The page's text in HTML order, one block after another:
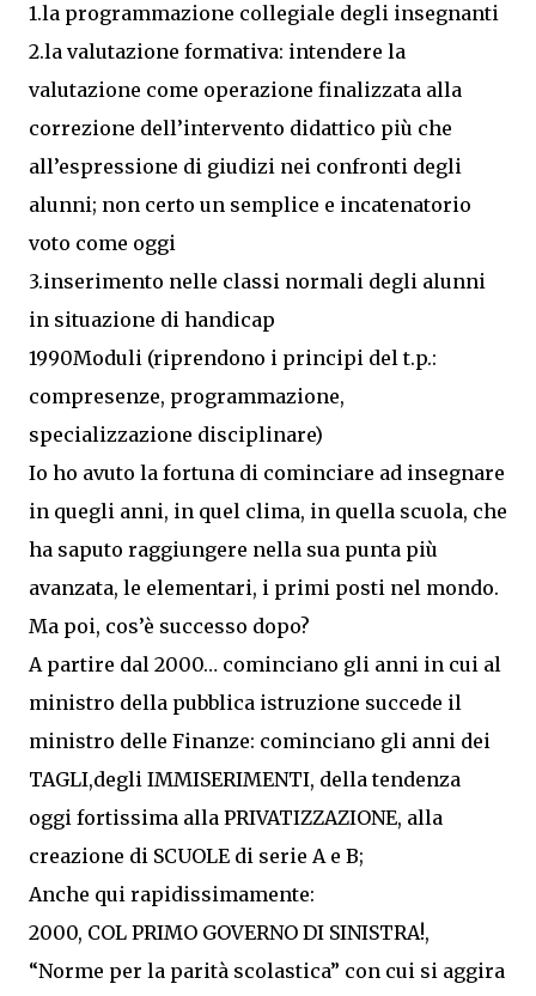
1.la programmazione collegiale degli insegnanti
2.la valutazione formativa: intendere la
valutazione come operazione finalizzata alla
correzione dell’intervento didattico più che
all’espressione di giudizi nei confronti degli
alunni; non certo un semplice e incatenatorio
voto come oggi
3.inserimento nelle classi normali degli alunni
in situazione di handicap
1990Moduli (riprendono i principi del t.p.:
compresenze, programmazione,
specializzazione disciplinare)
Io ho avuto la fortuna di cominciare ad insegnare
in quegli anni, in quel clima, in quella scuola, che
ha saputo raggiungere nella sua punta più
avanzata, le elementari, i primi posti nel mondo.
Ma poi, cos’è successo dopo?
A partire dal 2000… cominciano gli anni in cui al
ministro della pubblica istruzione succede il
ministro delle Finanze: cominciano gli anni dei
TAGLI,degli IMMISERIMENTI, della tendenza
oggi fortissima alla PRIVATIZZAZIONE, alla
creazione di SCUOLE di serie A e B;
Anche qui rapidissimamente:
2000, COL PRIMO GOVERNO DI SINISTRA!,
“Norme per la parità scolastica” con cui si aggira